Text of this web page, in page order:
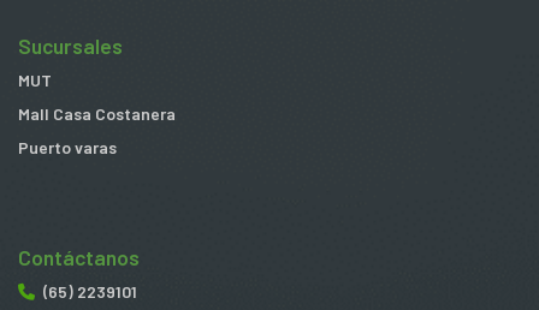
Sucursales
MUT
Mall Casa Costanera
Puerto varas
Contáctanos
(65) 2239101